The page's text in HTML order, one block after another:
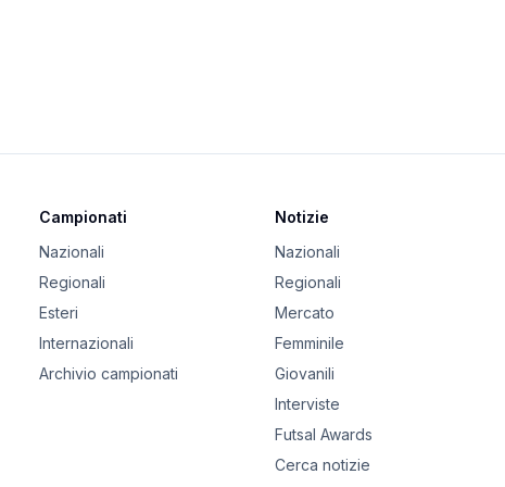
Campionati
Nazionali
Regionali
Esteri
Internazionali
Archivio campionati
Notizie
Nazionali
Regionali
Mercato
Femminile
Giovanili
Interviste
Futsal Awards
Cerca notizie